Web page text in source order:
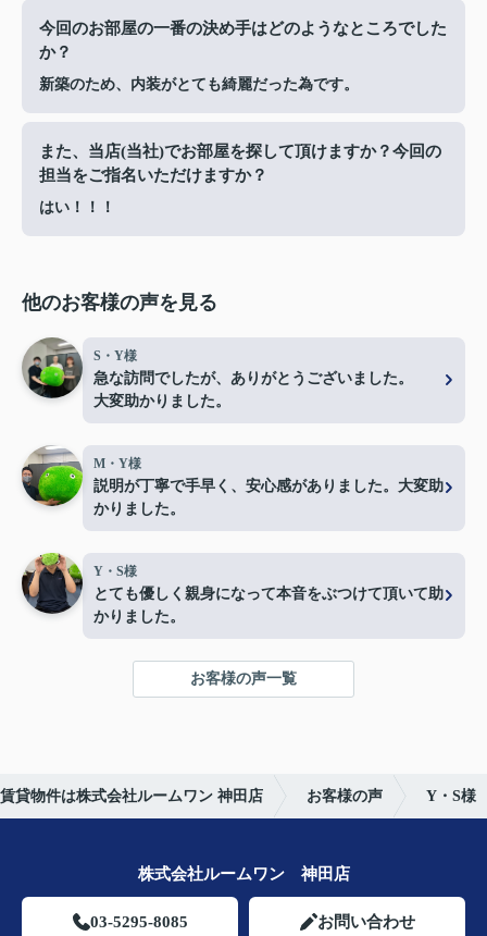
今回のお部屋の一番の決め手はどのようなところでした
か？
新築のため、内装がとても綺麗だった為です。
また、当店(当社)でお部屋を探して頂けますか？今回の
担当をご指名いただけますか？
はい！！！
他のお客様の声を見る
S・Y様
急な訪問でしたが、ありがとうございました。
大変助かりました。
M・Y様
説明が丁寧で手早く、安心感がありました。大変助
かりました。
Y・S様
とても優しく親身になって本音をぶつけて頂いて助
かりました。
お客様の声一覧
貸物件は株式会社ルームワン 神田店 お客様の声 Y・S様
株式会社ルームワン 神田店
03-5295-8085 お問い合わせ